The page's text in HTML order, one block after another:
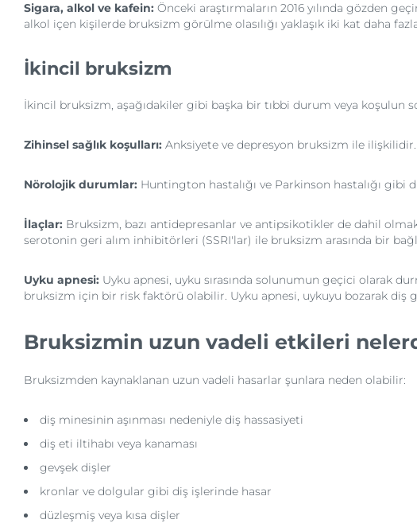
Sigara, alkol ve kafein: Önceki araştırmaların 2016 yılında gözden
alkol içen kişilerde bruksizm görülme olasılığı yaklaşık iki kat daha
İkincil bruksizm
İkincil bruksizm, aşağıdakiler gibi başka bir tıbbi durum veya koşulun
Zihinsel sağlık koşulları: Anksiyete ve depresyon bruksizm ile
Nörolojik durumlar: Huntington hastalığı ve Parkinson hastalığı
İlaçlar: Bruksizm, bazı antidepresanlar ve antipsikotikler de dahil
serotonin geri alım inhibitörleri (SSRI'lar) ile bruksizm arasında bir
Uyku apnesi: Uyku apnesi, uyku sırasında solunumun geçici olarak
bruksizm için bir risk faktörü olabilir. Uyku apnesi, uykuyu bozarak diş
Bruksizmin uzun vadeli etkileri
Bruksizmden kaynaklanan uzun vadeli hasarlar şunlara neden olabilir:
diş minesinin aşınması nedeniyle diş hassasiyeti
diş eti iltihabı veya kanaması
gevşek dişler
kronlar ve dolgular gibi diş işlerinde hasar
düzleşmiş veya kısa dişler